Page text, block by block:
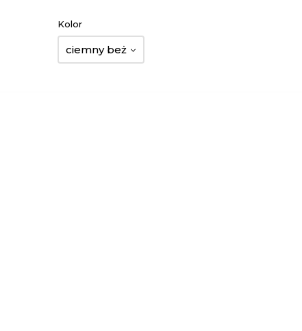
Kolor
ciemny beż